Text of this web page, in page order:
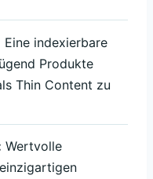
Eine indexierbare
Produkte
Thin Content zu
Wertvolle